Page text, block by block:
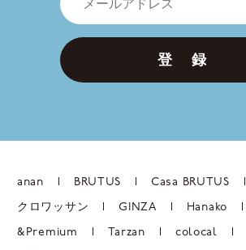
登 録
anan BRUTUS Casa BRUTUS
クロワッサン GINZA Hanako
&Premium Tarzan colocal